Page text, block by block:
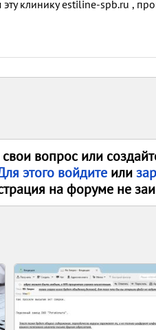
эту клинику estiline-spb.ru ,
свои вопрос или
этого войдите или
на форуме не